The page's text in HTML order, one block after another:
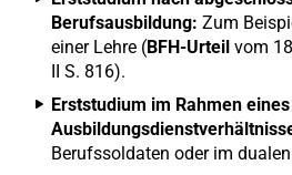
Berufsausbildung: Zum
einer Lehre (BFH-Urteil vom
II S. 816).
Erststudium im Rahmen eines
Berufssoldaten oder im